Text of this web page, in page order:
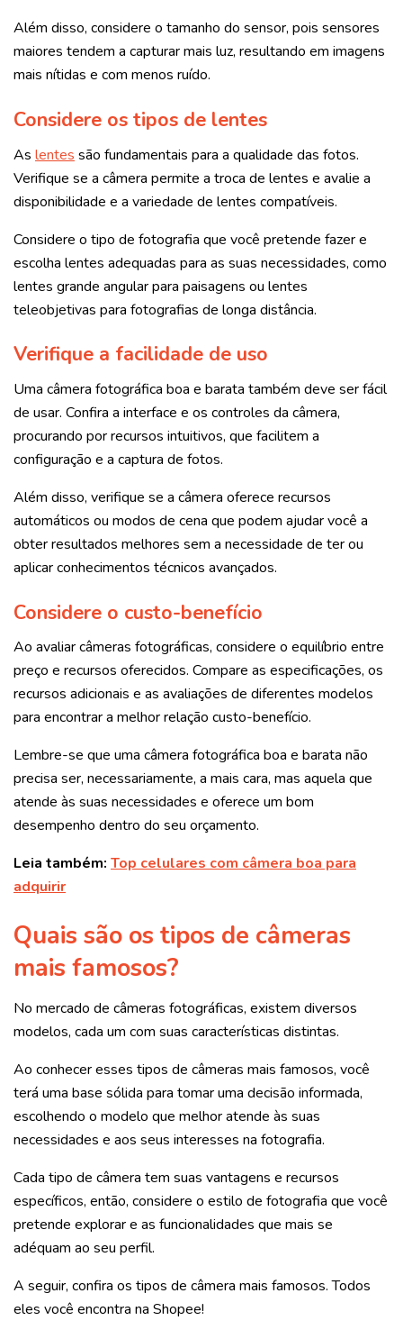
Além disso, considere o tamanho do sensor, pois sensores
maiores tendem a capturar mais luz, resultando em imagens
mais nítidas e com menos ruído.
Considere os tipos de lentes
As lentes são fundamentais para a qualidade das fotos.
Verifique se a câmera permite a troca de lentes e avalie a
disponibilidade e a variedade de lentes compatíveis.
Considere o tipo de fotografia que você pretende fazer e
escolha lentes adequadas para as suas necessidades, como
lentes grande angular para paisagens ou lentes
teleobjetivas para fotografias de longa distância.
Verifique a facilidade de uso
Uma câmera fotográfica boa e barata também deve ser fácil
de usar. Confira a interface e os controles da câmera,
procurando por recursos intuitivos, que facilitem a
configuração e a captura de fotos.
Além disso, verifique se a câmera oferece recursos
automáticos ou modos de cena que podem ajudar você a
obter resultados melhores sem a necessidade de ter ou
aplicar conhecimentos técnicos avançados.
Considere o custo-benefício
Ao avaliar câmeras fotográficas, considere o equilíbrio entre
preço e recursos oferecidos. Compare as especificações, os
recursos adicionais e as avaliações de diferentes modelos
para encontrar a melhor relação custo-benefício.
Lembre-se que uma câmera fotográfica boa e barata não
precisa ser, necessariamente, a mais cara, mas aquela que
atende às suas necessidades e oferece um bom
desempenho dentro do seu orçamento.
Leia também: Top celulares com câmera boa para
adquirir
Quais são os tipos de câmeras
mais famosos?
No mercado de câmeras fotográficas, existem diversos
modelos, cada um com suas características distintas.
Ao conhecer esses tipos de câmeras mais famosos, você
terá uma base sólida para tomar uma decisão informada,
escolhendo o modelo que melhor atende às suas
necessidades e aos seus interesses na fotografia.
Cada tipo de câmera tem suas vantagens e recursos
específicos, então, considere o estilo de fotografia que você
pretende explorar e as funcionalidades que mais se
adéquam ao seu perfil.
A seguir, confira os tipos de câmera mais famosos. Todos
eles você encontra na Shopee!